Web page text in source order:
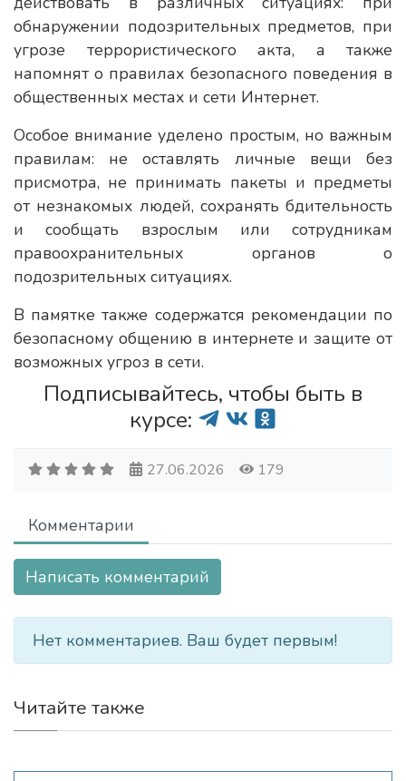
обнаружении подозрительных предметов, при
угрозе террористического акта, а также
напомнят о правилах безопасного поведения в
общественных местах и сети Интернет.
Особое внимание уделено простым, но важным
правилам: не оставлять личные вещи без
присмотра, не принимать пакеты и предметы
от незнакомых людей, сохранять бдительность
и сообщать взрослым или сотрудникам
правоохранительных органов о
подозрительных ситуациях.
В памятке также содержатся рекомендации по
безопасному общению в интернете и защите от
возможных угроз в сети.
Подписывайтесь, чтобы быть в
курсе:
27.06.2026 179
Комментарии
Написать комментарий
Нет комментариев. Ваш будет первым!
Читайте также